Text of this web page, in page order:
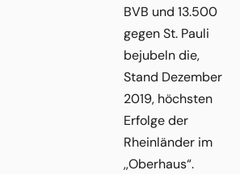
BVB und 13.500
gegen St. Pauli
bejubeln die,
Stand Dezember
2019, höchsten
Erfolge der
Rheinländer im
,,Oberhaus“.